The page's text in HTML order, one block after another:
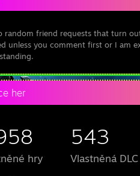
random friend requests that turn
unless you comment first or I am
her
hry
543
Vlastněná DLC